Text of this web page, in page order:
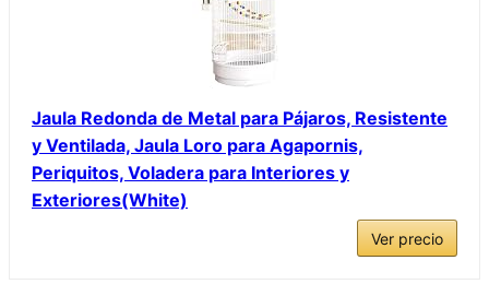
Jaula Redonda de Metal para Pájaros, Resistente
y Ventilada, Jaula Loro para Agapornis,
Periquitos, Voladera para Interiores y
Exteriores(White)
Ver precio